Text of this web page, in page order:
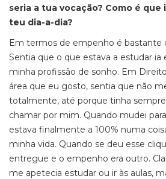
seria a tua vocação? Como é
teu dia-a-dia?
Em termos de empenho é bastante
Sentia que o que estava a estudar
minha profissão de sonho. Em
área que eu gosto, sentia que não
totalmente, até porque tinha sempre
chamar por mim. Quando mudei
estava finalmente a 100% numa
minha vida. Quando se deu esse
entregue e o empenho era outro.
me apetecia estudar ou ir às aulas,